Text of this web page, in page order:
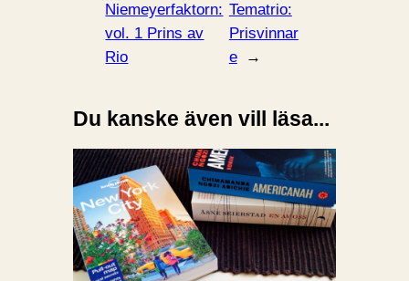
Niemeyerfaktorn:
vol. 1 Prins av
Rio
Tematrio:
Prisvinnar
e
→
Du kanske även vill läsa...